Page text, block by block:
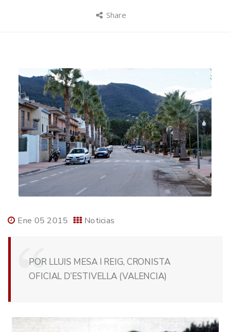
Share
Ene 05 2015 Noticias
POR LLUIS MESA I REIG, CRONISTA
OFICIAL D’ESTIVELLA (VALENCIA)